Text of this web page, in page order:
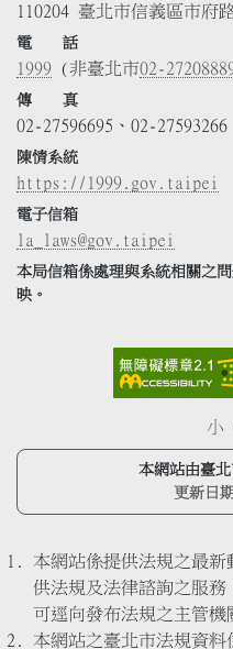
110204 臺北市信義區市府
電 話
1999 (非臺北市02-
傳 真
02-27596695、02-27593266
陳情系統
https://1999.gov.taipei
電子信箱
la_laws@gov.taipei
本局信箱係處理與系統相關之
映。
小
本網站由臺
更新日
本網站係提供法規之最
供法規及法律諮詢之服
可逕向發布法規之主管機
本網站之臺北市法規資